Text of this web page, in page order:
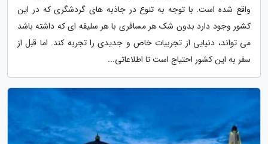
واقع شده است. با توجه به تنوع در جاذبه های گردشگری که در این
کشور وجود دارد بدون شک هر مسافری با هر سلیقه ای که داشته باشد
می تواند، دنیایی از تجربیات خاص و جدیدی را تجربه کند. اما قبل از
سفر به این کشور احتیاج است تا اطلاعاتی...